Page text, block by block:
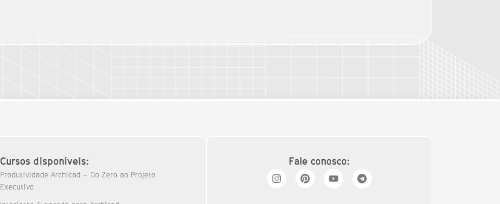
Cursos disponíveis:
Produtividade Archicad – Do Zero ao Projeto
Executivo
Fale conosco: